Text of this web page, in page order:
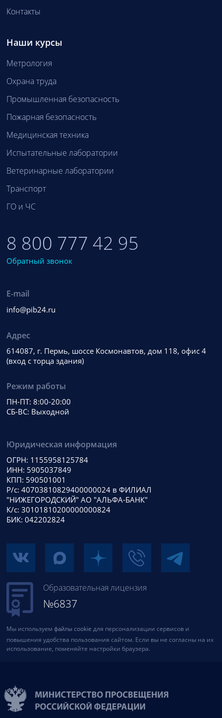
Контакты
Наши курсы
Метрология
Охрана труда
Промышленная безопасность
Пожарная безопасность
Медицинская техника
Испытательные лаборатории
Ветеринарные лаборатории
Транспорт
ГО и ЧС
8 800 777 42 95
Обратный звонок
E-mail
info@pib24.ru
Адрес
614087, г. Пермь, шоссе Космонавтов, дом 118, офис 4
(вход с торца здания)
Режим работы
ПН-ПТ: 8:00-20:00
СБ-ВС: Выходной
Юридическая информация
ОГРН: 1155958125784
ИНН: 5905037849
КПП: 590501001
Р/с: 40703810829400000024 в ФИЛИАЛ
"НИЖЕГОРОДСКИЙ" АО "АЛЬФА-БАНК"
К/с: 30101810200000000824
БИК: 042202824
Образовательная лицензия
№6837
Мы используем файлы cookie для персонализации сервисов и
повышения удобства пользования сайтом. Если вы не согласны на их
использование, поменяйте настройки браузера.